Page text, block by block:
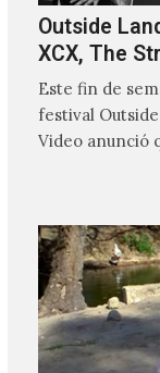
Outside
XCX, The
Este fin de
festival
Video anunció